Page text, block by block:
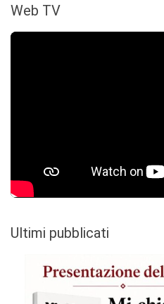
Web TV
Ultimi pubblicati